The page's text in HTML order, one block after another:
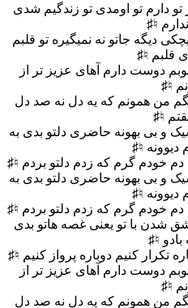
دارم تو اومدی تو زندگیم شدی
♮♯
دیگه جاتو نه نمیگیره تو قلبم
قلبم ♮♯
دوست دارم آهای عزیز تر از
♮♯
من همونم که یه دل نه صد دل
♮♯
و بی بهونه حاضری دلتو بدی به
دیوونه ♮♯
خودم گرم که زدم دلتو بردم ♮♯
و بی بهونه حاضری دلتو بدی به
دیوونه ♮♯
خودم گرم که زدم دلتو بردم ♮♯
شدن با تو یعنی غصه هاتو بدی
♮♯
کنیم دوباره پرواز کنیم ♮♯
دوست دارم آهای عزیز تر از
♮♯
من همونم که یه دل نه صد دل